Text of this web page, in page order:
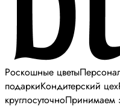
Роскошные цветы
подаркиКондитерский цех
круглосуточноПринимаем